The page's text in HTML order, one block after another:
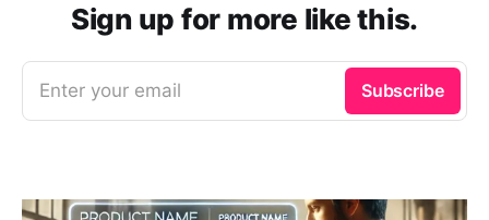
Sign up for more like this.
Enter your email Subscribe